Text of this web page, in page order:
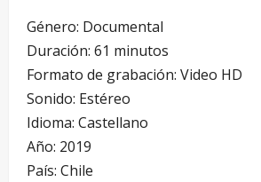
Género: Documental
Duración: 61 minutos
Formato de grabación: Video HD
Sonido: Estéreo
Idioma: Castellano
Año: 2019
País: Chile